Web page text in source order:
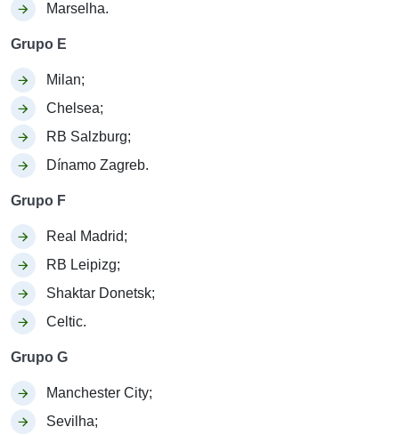
Marselha.
Grupo E
Milan;
Chelsea;
RB Salzburg;
Dínamo Zagreb.
Grupo F
Real Madrid;
RB Leipizg;
Shaktar Donetsk;
Celtic.
Grupo G
Manchester City;
Sevilha;